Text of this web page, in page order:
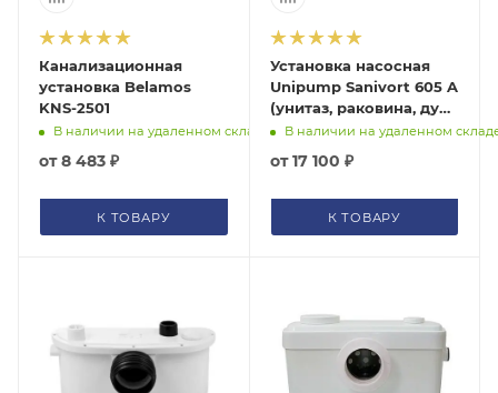
Канализационная
установка Belamos
KNS-2501
В наличии на удаленном складе
от8 483 ₽
К ТОВАРУ
Установка насосная
Unipump Sanivort 605 A
(унитаз, раковина, душ)
88017
В наличии на удаленном
от17 100 ₽
К ТОВАРУ